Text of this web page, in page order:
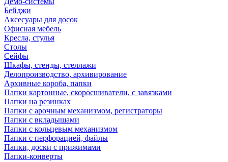
Бейджи
Аксесуары для досок
Офисная мебель
Кресла, стулья
Столы
Сейфы
Шкафы, стенды, стеллажи
Делопроизводство, архивирование
Архивные короба, папки
Папки картонные, скоросшиватели, с завязками
Папки на резинках
Папки с арочным механизмом, регистраторы
Папки с вкладышами
Папки с кольцевым механизмом
Папки с перфорацией, файлы
Папки, доски с прижимами
Папки-конверты